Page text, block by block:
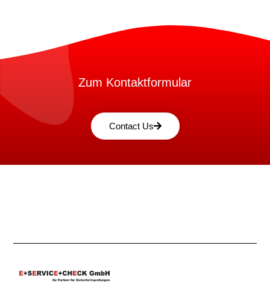
Zum Kontaktformular
Contact Us